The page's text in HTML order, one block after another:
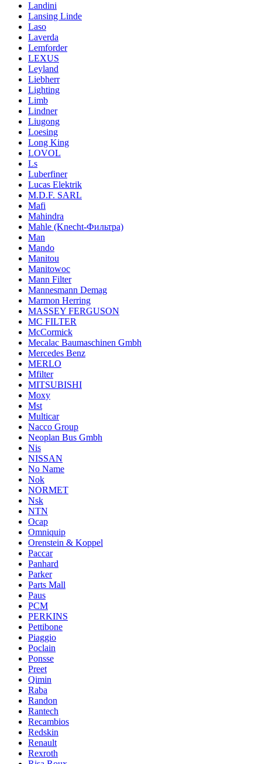
Landini
Lansing Linde
Laso
Laverda
Lemforder
LEXUS
Leyland
Liebherr
Lighting
Limb
Lindner
Liugong
Loesing
Long King
LOVOL
Ls
Luberfiner
Lucas Elektrik
M.D.F. SARL
Mafi
Mahindra
Mahle (Knecht-Фильтра)
Man
Mando
Manitou
Manitowoc
Mann Filter
Mannesmann Demag
Marmon Herring
MASSEY FERGUSON
MC FILTER
McCormick
Mecalac Baumaschinen Gmbh
Mercedes Benz
MERLO
Mfilter
MITSUBISHI
Moxy
Mst
Multicar
Nacco Group
Neoplan Bus Gmbh
Nis
NISSAN
No Name
Nok
NORMET
Nsk
NTN
Ocap
Omniquip
Orenstein & Koppel
Paccar
Panhard
Parker
Parts Mall
Paus
PCM
PERKINS
Pettibone
Piaggio
Poclain
Ponsse
Preet
Qimin
Raba
Randon
Rantech
Recambios
Redskin
Renault
Rexroth